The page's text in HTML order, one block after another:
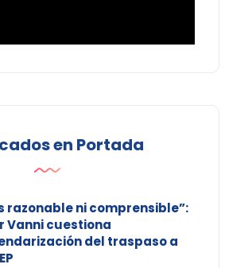
en Portada
razonable ni comprensible”:
Vanni cuestiona
del traspaso a